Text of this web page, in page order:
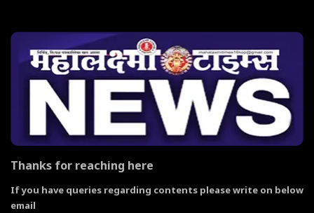
Thanks for reaching here
If you have queries regarding contents please write on below
email